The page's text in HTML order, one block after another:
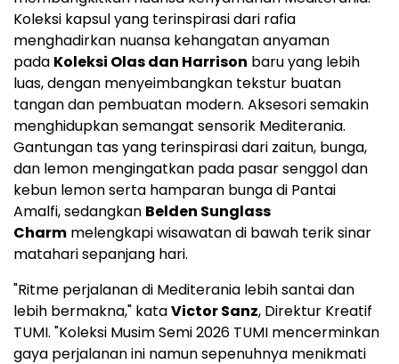
Koleksi kapsul yang terinspirasi dari rafia
menghadirkan nuansa kehangatan anyaman
pada Koleksi Olas dan Harrison baru yang lebih
luas, dengan menyeimbangkan tekstur buatan
tangan dan pembuatan modern. Aksesori semakin
menghidupkan semangat sensorik Mediterania.
Gantungan tas yang terinspirasi dari zaitun, bunga,
dan lemon mengingatkan pada pasar senggol dan
kebun lemon serta hamparan bunga di Pantai
Amalfi, sedangkan Belden Sunglass
Charm melengkapi wisawatan di bawah terik sinar
matahari sepanjang hari.
"Ritme perjalanan di Mediterania lebih santai dan
lebih bermakna," kataVictor Sanz, Direktur Kreatif
TUMI. "Koleksi Musim Semi 2026 TUMI mencerminkan
gaya perjalanan ini namun sepenuhnya menikmati